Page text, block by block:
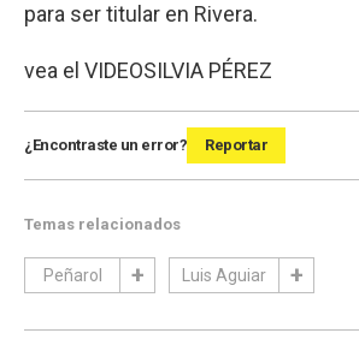
para ser titular en Rivera.
vea el VIDEOSILVIA PÉREZ
¿Encontraste un error? Reportar
Temas relacionados
Peñarol Luis Aguiar